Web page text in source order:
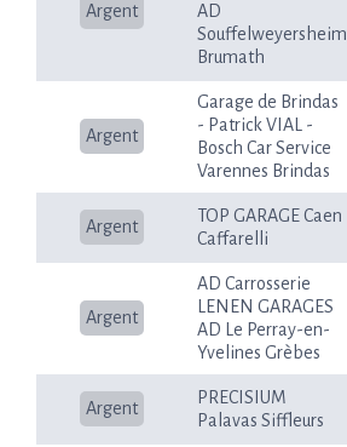
Argent
AD
Souffelweyersheim
Brumath
Argent
Garage de Brindas
- Patrick VIAL -
Bosch Car Service
Varennes Brindas
Argent
TOP GARAGE Caen
Caffarelli
Argent
AD Carrosserie
LENEN GARAGES
AD Le Perray-en-
Yvelines Grèbes
Argent
PRECISIUM
Palavas Siffleurs